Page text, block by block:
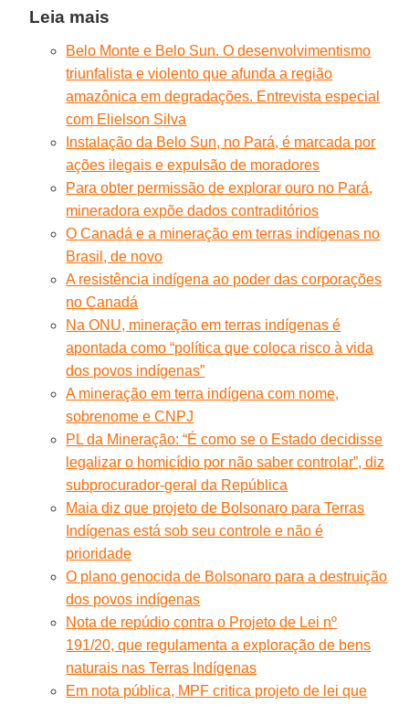
Leia mais
Belo Monte e Belo Sun. O desenvolvimentismo
triunfalista e violento que afunda a região
amazônica em degradações. Entrevista especial
com Elielson Silva
Instalação da Belo Sun, no Pará, é marcada por
ações ilegais e expulsão de moradores
Para obter permissão de explorar ouro no Pará,
mineradora expõe dados contraditórios
O Canadá e a mineração em terras indígenas no
Brasil, de novo
A resistência indígena ao poder das corporações
no Canadá
Na ONU, mineração em terras indígenas é
apontada como “política que coloca risco à vida
dos povos indígenas”
A mineração em terra indígena com nome,
sobrenome e CNPJ
PL da Mineração: “É como se o Estado decidisse
legalizar o homicídio por não saber controlar”, diz
subprocurador-geral da República
Maia diz que projeto de Bolsonaro para Terras
Indígenas está sob seu controle e não é
prioridade
O plano genocida de Bolsonaro para a destruição
dos povos indígenas
Nota de repúdio contra o Projeto de Lei nº
191/20, que regulamenta a exploração de bens
naturais nas Terras Indígenas
Em nota pública, MPF critica projeto de lei que